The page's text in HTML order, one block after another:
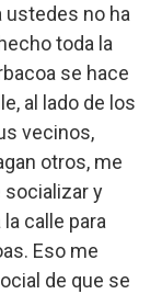
ustedes no ha
toda la
se hace
al lado de los
vecinos,
otros, me
socializar y
calle para
Eso me
de que se